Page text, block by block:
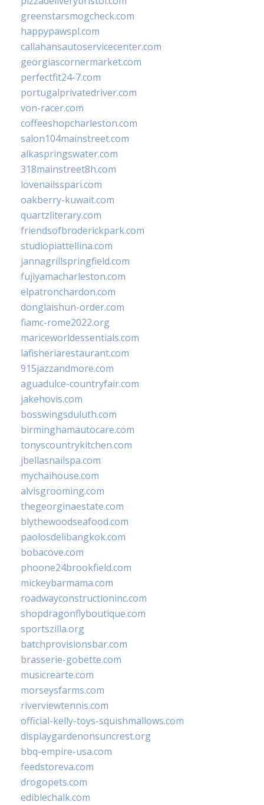
greenstarsmogcheck.com
happypawspl.com
callahansautoservicecenter.com
georgiascornermarket.com
perfectfit24-7.com
portugalprivatedriver.com
von-racer.com
coffeeshopcharleston.com
salon104mainstreet.com
alkaspringswater.com
318mainstreet8h.com
lovenailsspari.com
oakberry-kuwait.com
quartzliterary.com
friendsofbroderickpark.com
studiopiattellina.com
jannagrillspringfield.com
fujiyamacharleston.com
elpatronchardon.com
donglaishun-order.com
fiamc-rome2022.org
mariceworldessentials.com
lafisheriarestaurant.com
915jazzandmore.com
aguadulce-countryfair.com
jakehovis.com
bosswingsduluth.com
birminghamautocare.com
tonyscountrykitchen.com
jbellasnailspa.com
mychaihouse.com
alvisgrooming.com
thegeorginaestate.com
blythewoodseafood.com
paolosdelibangkok.com
bobacove.com
phoone24brookfield.com
mickeybarmama.com
roadwayconstructioninc.com
shopdragonflyboutique.com
sportszilla.org
batchprovisionsbar.com
brasserie-gobette.com
musicrearte.com
morseysfarms.com
riverviewtennis.com
official-kelly-toys-squishmallows.com
displaygardenonsuncrest.org
bbq-empire-usa.com
feedstoreva.com
drogopets.com
ediblechalk.com